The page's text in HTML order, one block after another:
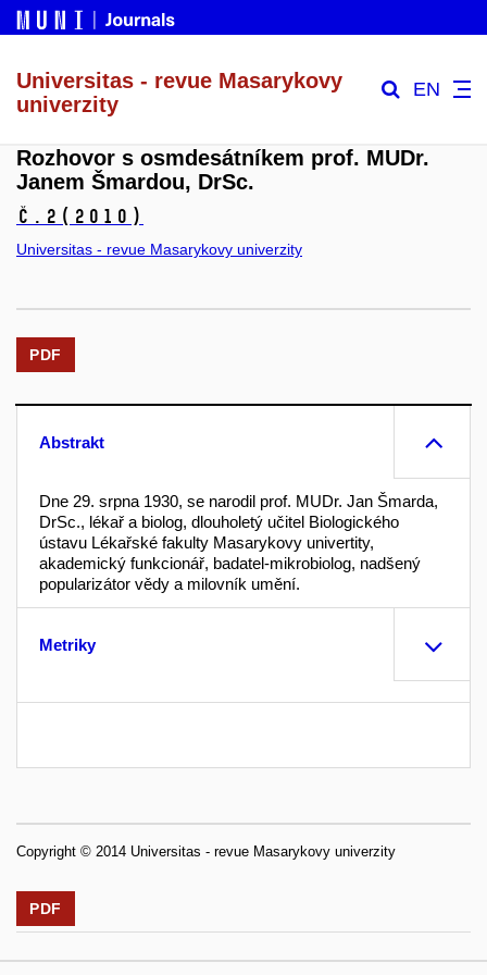
Universitas - revue Masarykovy
univerzity
EN
Rozhovor s osmdesátníkem prof. MUDr.
Janem Šmardou, DrSc.
č.2 (2010)
Universitas - revue Masarykovy univerzity
PDF
Abstrakt
Dne 29. srpna 1930, se narodil prof. MUDr. Jan Šmarda,
DrSc., lékař a biolog, dlouholetý učitel Biologického
ústavu Lékařské fakulty Masarykovy univertity,
akademický funkcionář, badatel-mikrobiolog, nadšený
popularizátor vědy a milovník umění.
Metriky
Copyright © 2014 Universitas - revue Masarykovy univerzity
PDF